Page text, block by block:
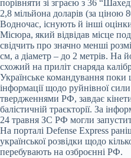
порівняти зі зграєю з 36
2,8 мільйона доларів (за ціною
Водночас, існують й інші
Місюра, який відвідав місце
свідчить про значно менші
см, а діаметр – до 2 метрів. На
схожий на приліт снаряда
Українське командування поки
інформації щодо руйнівної
твердженнями РФ, завдає
балістичній траєкторії. За
24 травня ЗС РФ могли
На порталі Defense Express
української розвідки щодо
перебувають на озброєнні РФ.